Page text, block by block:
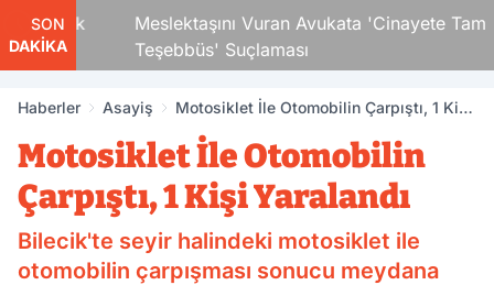
SON
DAKİKA
Çocuk
Meslektaşını Vuran Avukata 'Cinayete Tam
Teşebbüs' Suçlaması
Haberler Asayiş
Motosiklet İle Otomobilin Çarpıştı, 1 Kişi
Motosiklet İle Otomobilin
Çarpıştı, 1 Kişi Yaralandı
Bilecik'te seyir halindeki motosiklet ile
otomobilin çarpışması sonucu meydana